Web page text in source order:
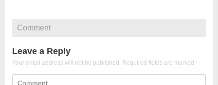
Comment
Leave a Reply
Your email address will not be published. Required fields are marked *